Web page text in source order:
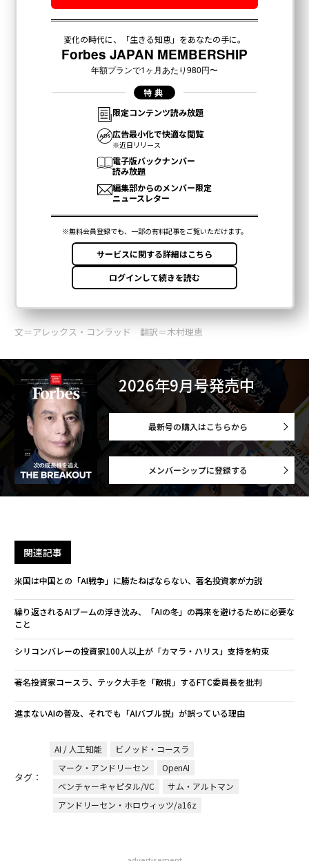
文＝アレックス・コンラッド 翻訳＝木村理恵
2026年9月号発売中
最新号の購入はこちらから
メンバーシップに登録する
関連記事
米国は中国との「AI戦争」に勝たねばならない、著名投資家が力説
繰り返されるAIブームの浮き沈み、「AIの冬」の再来を避けるために必要な
こと
シリコンバレーの投資家100人以上が「カマラ・ハリス」支持を約束
著名投資家コースラ、テック大手を「敵視」するFTC委員長を批判
進まないAIの普及、それでも「AIバブル説」が誤っている理由
タグ：
AI / 人工知能
ビノッド・コースラ
マーク・アンドリーセン
OpenAI
ベンチャーキャピタル/VC
サム・アルトマン
アンドリーセン・ホロウィッツ/a16z